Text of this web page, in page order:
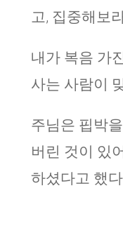
고, 집중해보
내가 복음 가
사는 사람이
주님은 핍박
버린 것이 있
하셨다고 했